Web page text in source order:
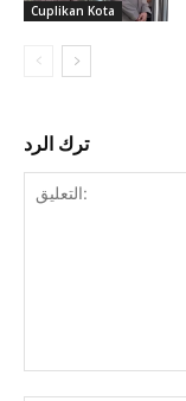
Cuplikan Kota
ترك الرد